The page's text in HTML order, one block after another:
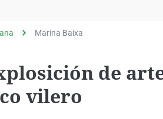
Navarra
País Vasco
Marina Baixa
de
vilero